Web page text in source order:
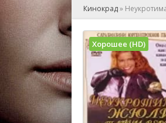
Кинокрад»
Хорошее (HD)